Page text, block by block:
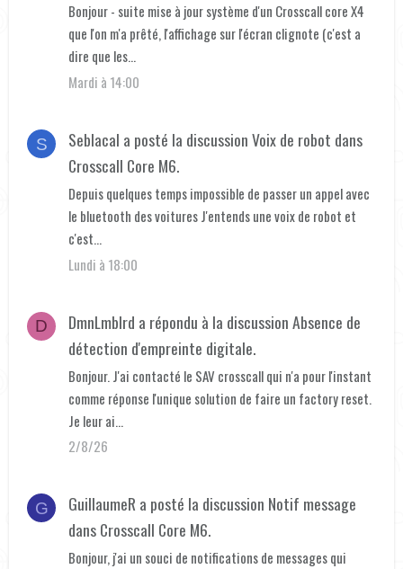
Bonjour - suite mise à jour système d'un Crosscall core X4
que l'on m'a prêté, l'affichage sur l'écran clignote (c'est a
dire que les...
Mardi à 14:00
S Seblacal a posté la discussionVoix de robot dans
Crosscall Core M6.
Depuis quelques temps impossible de passer un appel avec
le bluetooth des voitures J'entends une voix de robot et
c'est...
Lundi à 18:00
D DmnLmblrd a répondu à la discussionAbsence de
détection d'empreinte digitale.
Bonjour. J'ai contacté le SAV crosscall qui n'a pour l'instant
comme réponse l'unique solution de faire un factory reset.
Je leur ai...
2/8/26
G GuillaumeR a posté la discussion Notif message
dansCrosscall Core M6.
Bonjour, j'ai un souci de notifications de messages qui